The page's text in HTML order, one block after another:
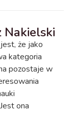
Nakielski
że jako
kategoria
pozostaje w
ona